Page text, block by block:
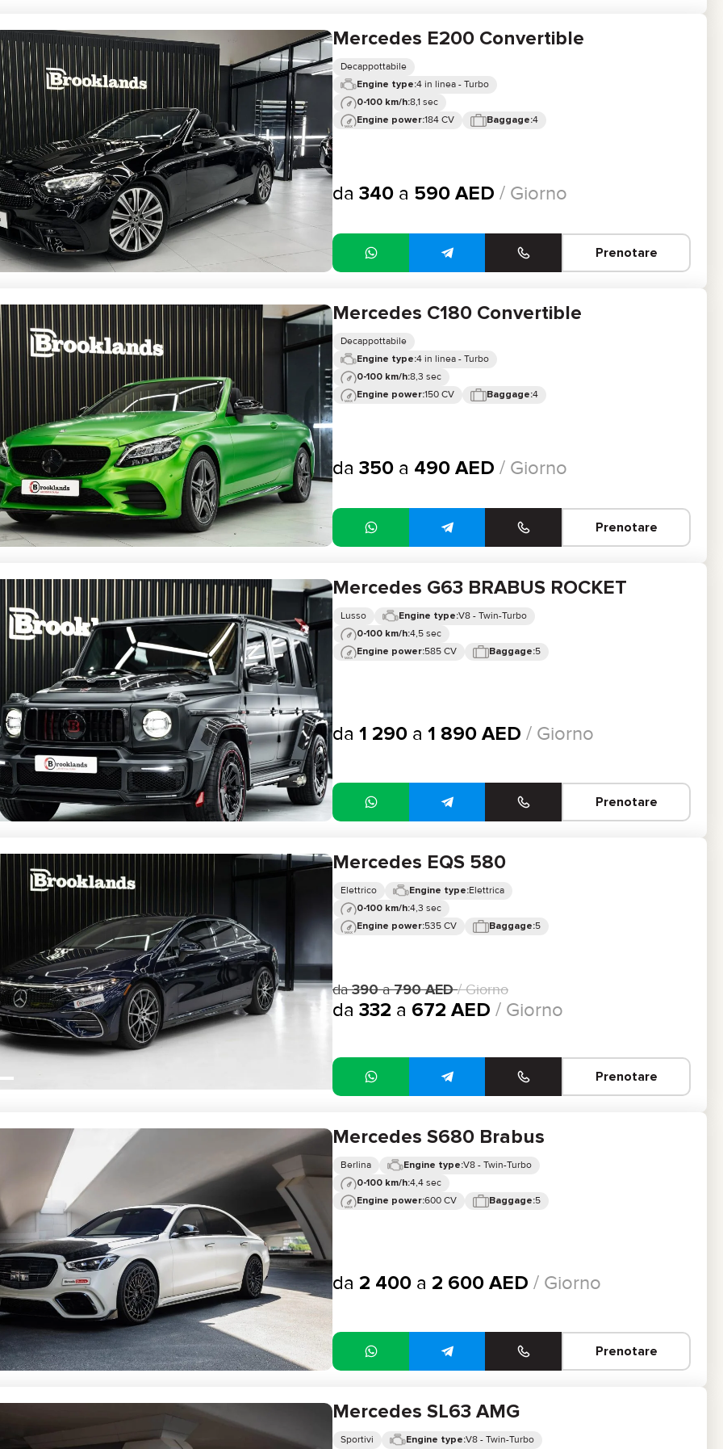
Mercedes E200 Convertible
Decappottabile
Engine type:4 in linea - Turbo
0-100 km/h:8,1 sec
Engine power:184 CV Baggage:4
da 340 a 590 AED / Giorno
Prenotare
Mercedes C180 Convertible
Decappottabile
Engine type:4 in linea - Turbo
0-100 km/h:8,3 sec
Engine power:150 CV Baggage:4
da 350 a 490 AED / Giorno
Prenotare
Mercedes G63 BRABUS ROCKET
Lusso Engine type:V8 - Twin-Turbo
0-100 km/h:4,5 sec
Engine power:585 CV Baggage:5
da 1 290 a 1 890 AED / Giorno
Prenotare
Mercedes EQS 580
Elettrico Engine type:Elettrica
0-100 km/h:4,3 sec
Engine power:535 CV Baggage:5
da390a790 AED / Giorno
da 332 a 672 AED / Giorno
Prenotare
Mercedes S680 Brabus
Berlina Engine type:V8 - Twin-Turbo
0-100 km/h:4,4 sec
Engine power:600 CV Baggage:5
da 2 400 a 2 600 AED / Giorno
Prenotare
Mercedes SL63 AMG
Sportivi Engine type:V8 - Twin-Turbo